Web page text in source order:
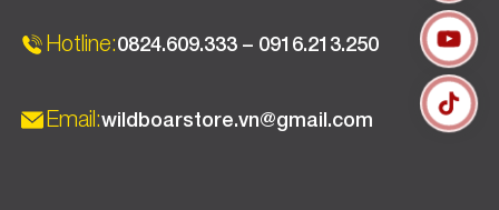
Hotline:0824.609.333 – 0916.213.250
Email:wildboarstore.vn@gmail.com